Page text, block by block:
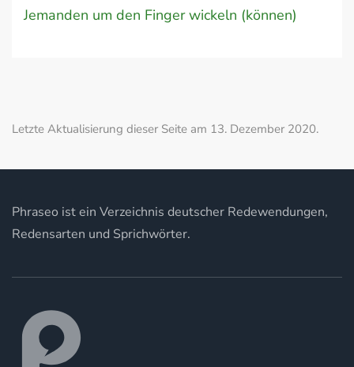
Jemanden um den Finger wickeln (können)
Letzte Aktualisierung dieser Seite am 13. Dezember 2020.
Phraseo ist ein Verzeichnis deutscher Redewendungen,
Redensarten und Sprichwörter.